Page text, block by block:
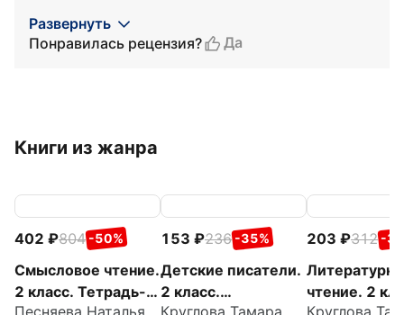
Развернуть
Понравилась рецензия?
Да
Книги из жанра
402 804 -50%
Смысловое чтение.
2 класс. Тетрадь-
Песняева Наталья Александровна
153 236 -35%
Детские писатели.
2 класс.
Круглова Тамара Александровна
203 312 -
чтение. 2